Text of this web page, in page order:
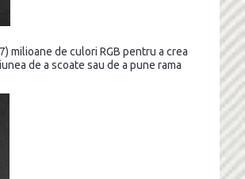
milioane de culori RGB pentru a crea
de a scoate sau de a pune rama